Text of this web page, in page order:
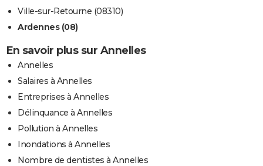
Ville-sur-Retourne (08310)
Ardennes (08)
En savoir plus sur Annelles
Annelles
Salaires à Annelles
Entreprises à Annelles
Délinquance à Annelles
Pollution à Annelles
Inondations à Annelles
Nombre de dentistes à Annelles